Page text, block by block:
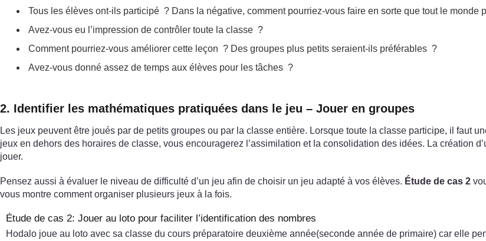
Tous les élèves ont-ils participé ? Dans la négative, comment pourriez-vous faire en sorte que tout le monde
Avez-vous eu l’impression de contrôler toute la classe ?
Comment pourriez-vous améliorer cette leçon ? Des groupes plus petits seraient-ils préférables ?
Avez-vous donné assez de temps aux élèves pour les tâches ?
2. Identifier les mathématiques pratiquées dans le jeu – Jouer en groupes
Les jeux peuvent être joués par de petits groupes ou par la classe entière. Lorsque toute la classe participe, il faut
jeux en dehors des horaires de classe, vous encouragerez l’assimilation et la consolidation des idées. La création
jouer.
Pensez aussi à évaluer le niveau de difficulté d’un jeu afin de choisir un jeu adapté à vos élèves. Étude de cas 2
vous montre comment organiser plusieurs jeux à la fois.
Étude de cas 2: Jouer au loto pour faciliter l’identification des nombres
Hodalo joue au loto avec sa classe du cours préparatoire deuxième année(seconde année de primaire) car elle